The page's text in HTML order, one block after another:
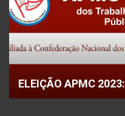
ELEIÇÃO APMC